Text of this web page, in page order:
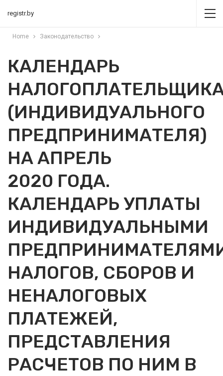
registr.by
Home Законодательство
КАЛЕНДАРЬ
(ИНДИВИДУАЛЬНОГО
ПРЕДПРИНИМАТЕЛЯ)
НА АПРЕЛЬ
2020 ГОДА.
КАЛЕНДАРЬ УПЛАТЫ
ИНДИВИДУАЛЬНЫМИ
НАЛОГОВ, СБОРОВ И
НЕНАЛОГОВЫХ
ПЛАТЕЖЕЙ,
ПРЕДСТАВЛЕНИЯ
РАСЧЕТОВ ПО НИМ В